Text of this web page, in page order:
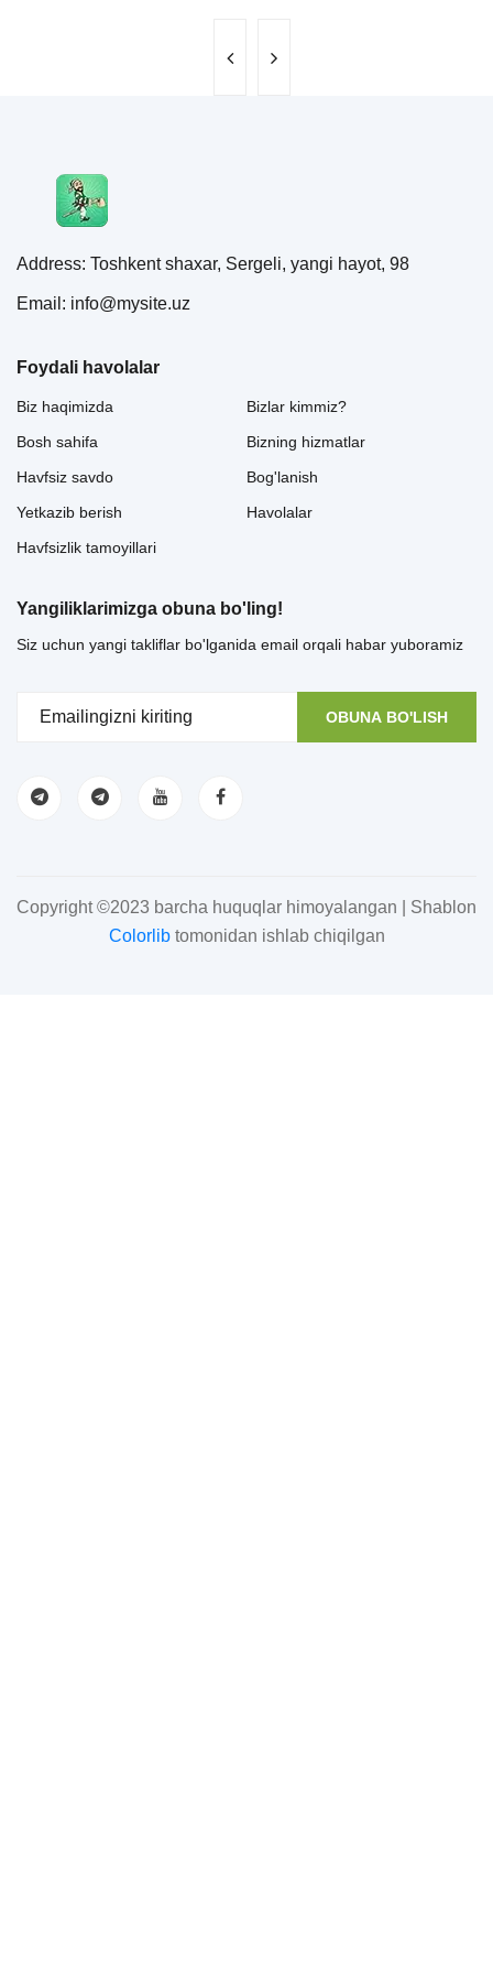
Address: Toshkent shaxar, Sergeli, yangi hayot, 98
Email: info@mysite.uz
Foydali havolalar
Biz haqimizda
Bosh sahifa
Havfsiz savdo
Yetkazib berish
Havfsizlik tamoyillari
Bizlar kimmiz?
Bizning hizmatlar
Bog'lanish
Havolalar
Yangiliklarimizga obuna bo'ling!
Siz uchun yangi takliflar bo'lganida email orqali habar yuboramiz
OBUNA BO'LISH
Copyright ©2023 barcha huquqlar himoyalangan | Shablon
Colorlibtomonidan ishlab chiqilgan